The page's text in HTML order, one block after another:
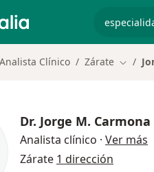
Analista Clínico Zárate
Dr. Jorge M. Carmona
Analista clínico · Ver más
Zárate 1 dirección